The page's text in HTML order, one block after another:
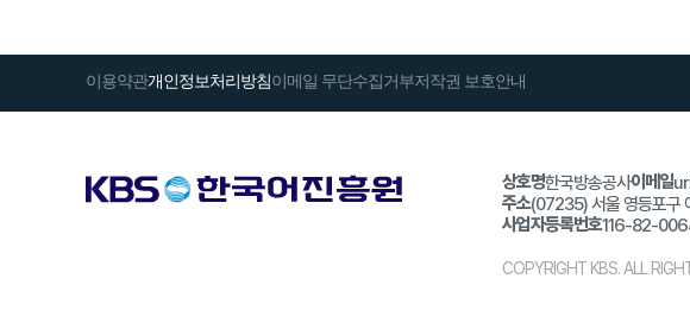
이용약관개인정보처리방침이메일 무단수집거부저작권 보호안내
상호명한국방송공사이메일
주소(07235) 서울 영등포구
사업자등록번호116-82-
COPYRIGHT KBS. ALL